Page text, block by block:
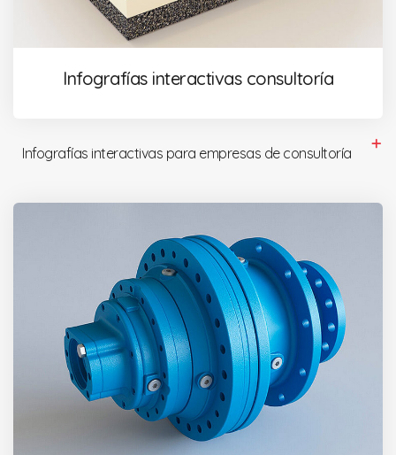
Infografías interactivas consultoría
Infografías interactivas para empresas de consultoría